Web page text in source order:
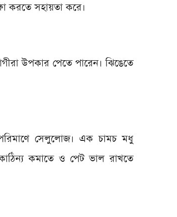
করতে সহায়তা করে।
উপকার পেতে পারেন। ঝিঙেতে
পরিমাণে সেলুলোজ। এক চামচ মধু
কমাতে ও পেট ভাল রাখতে